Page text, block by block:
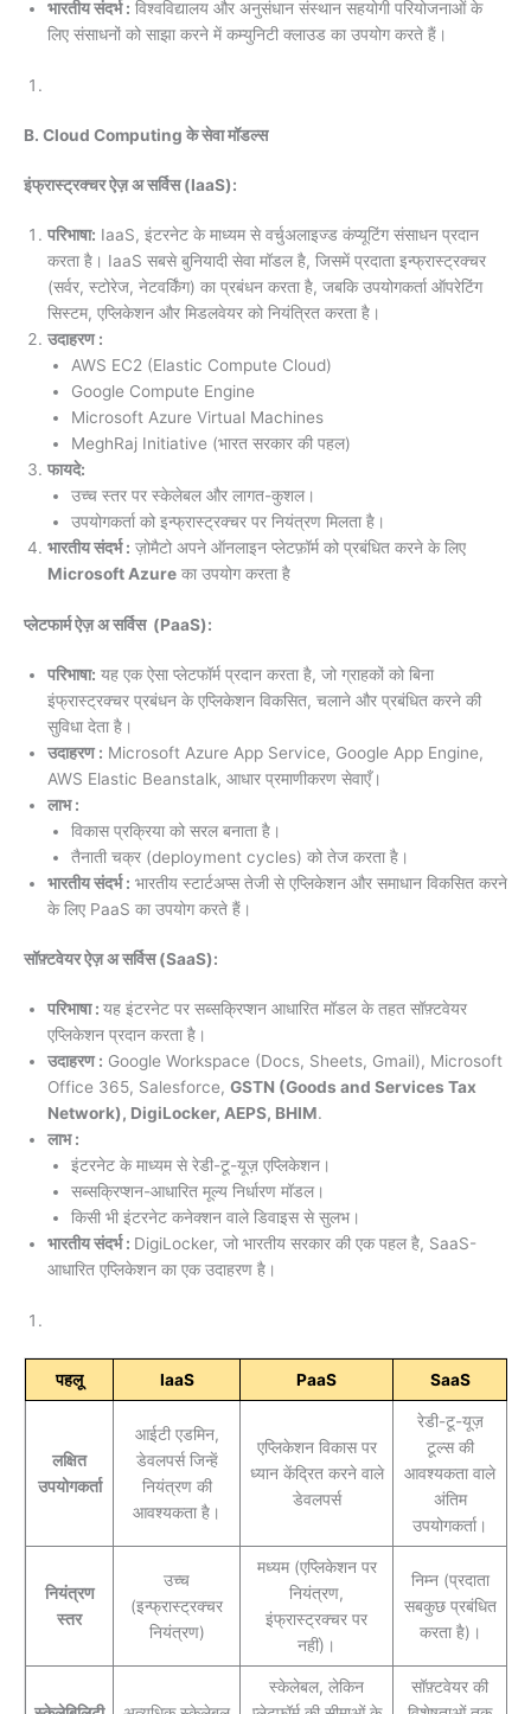
भारतीय संदर्भ : विश्वविद्यालय और अनुसंधान संस्थान सहयोगी परियोजनाओं के
लिए संसाधनों को साझा करने में कम्युनिटी क्लाउड का उपयोग करते हैं।
B. Cloud Computing के सेवा मॉडल्स
इंफ्रास्ट्रक्चर ऐज़ अ सर्विस (IaaS):
परिभाषा: IaaS, इंटरनेट के माध्यम से वर्चुअलाइज्ड कंप्यूटिंग संसाधन प्रदान
करता है। IaaS सबसे बुनियादी सेवा मॉडल है, जिसमें प्रदाता इन्फ्रास्ट्रक्चर
(सर्वर, स्टोरेज, नेटवर्किंग) का प्रबंधन करता है, जबकि उपयोगकर्ता ऑपरेटिंग
सिस्टम, एप्लिकेशन और मिडलवेयर को नियंत्रित करता है।
उदाहरण :
AWS EC2 (Elastic Compute Cloud)
Google Compute Engine
Microsoft Azure Virtual Machines
MeghRaj Initiative (भारत सरकार की पहल)
फायदे:
उच्च स्तर पर स्केलेबल और लागत-कुशल।
उपयोगकर्ता को इन्फ्रास्ट्रक्चर पर नियंत्रण मिलता है।
भारतीय संदर्भ : ज़ोमैटो अपने ऑनलाइन प्लेटफ़ॉर्म को प्रबंधित करने के लिए
Microsoft Azure का उपयोग करता है
प्लेटफार्म ऐज़ अ सर्विस (PaaS):
परिभाषा: यह एक ऐसा प्लेटफॉर्म प्रदान करता है, जो ग्राहकों को बिना
इंफ्रास्ट्रक्चर प्रबंधन के एप्लिकेशन विकसित, चलाने और प्रबंधित करने की
सुविधा देता है।
उदाहरण : Microsoft Azure App Service, Google App Engine,
AWS Elastic Beanstalk, आधार प्रमाणीकरण सेवाएँ।
लाभ :
विकास प्रक्रिया को सरल बनाता है।
तैनाती चक्र (deployment cycles) को तेज करता है।
भारतीय संदर्भ : भारतीय स्टार्टअप्स तेजी से एप्लिकेशन और समाधान विकसित करने
के लिए PaaS का उपयोग करते हैं।
सॉफ़्टवेयर ऐज़ अ सर्विस (SaaS):
परिभाषा : यह इंटरनेट पर सब्सक्रिप्शन आधारित मॉडल के तहत सॉफ़्टवेयर
एप्लिकेशन प्रदान करता है।
उदाहरण : Google Workspace (Docs, Sheets, Gmail), Microsoft
Office 365, Salesforce, GSTN (Goods and Services Tax
Network), DigiLocker, AEPS, BHIM.
लाभ :
इंटरनेट के माध्यम से रेडी-टू-यूज़ एप्लिकेशन।
सब्सक्रिप्शन-आधारित मूल्य निर्धारण मॉडल।
किसी भी इंटरनेट कनेक्शन वाले डिवाइस से सुलभ।
भारतीय संदर्भ : DigiLocker, जो भारतीय सरकार की एक पहल है, SaaS-
आधारित एप्लिकेशन का एक उदाहरण है।
पहलू IaaS PaaS SaaS
लक्षित
उपयोगकर्ता
आईटी एडमिन,
डेवलपर्स जिन्हें
नियंत्रण की
आवश्यकता है।
एप्लिकेशन विकास पर
ध्यान केंद्रित करने वाले
डेवलपर्स
रेडी-टू-यूज़
टूल्स की
आवश्यकता वाले
अंतिम
उपयोगकर्ता।
नियंत्रण
स्तर
उच्च
(इन्फ्रास्ट्रक्चर
नियंत्रण)
मध्यम (एप्लिकेशन पर
नियंत्रण,
इंफ्रास्ट्रक्चर पर
नहीं)।
निम्न (प्रदाता
सबकुछ प्रबंधित
करता है)।
स्केलेबल, लेकिन
सॉफ़्टवेयर की